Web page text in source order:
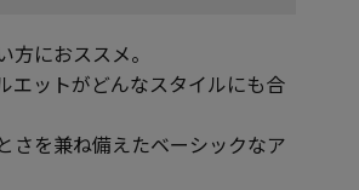
におススメ。
エットがどんなスタイルにも合
さを兼ね備えたベーシックなア